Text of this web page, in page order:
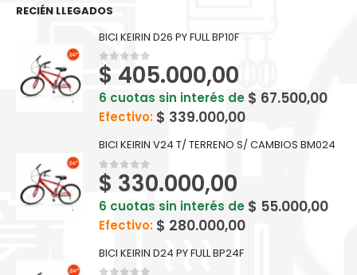
RECIÉN LLEGADOS
BICI KEIRIN D26 PY FULL BP10F
0out of 5
$ 405.000,00
6 cuotas sin interés de $ 67.500,00
Efectivo: $ 339.000,00
BICI KEIRIN V24 T/ TERRENO S/ CAMBIOS BM024
0out of 5
$ 330.000,00
6 cuotas sin interés de $ 55.000,00
Efectivo: $ 280.000,00
BICI KEIRIN D24 PY FULL BP24F